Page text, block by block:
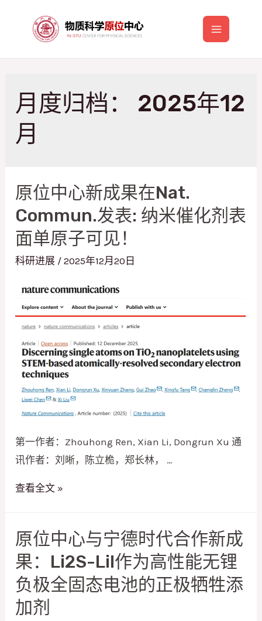
Main
月度归档： 2025年12
月
原位中心新成果在Nat.
Commun.发表: 纳米催化剂表
面单原子可见！
科研进展 /2025年12月20日
第一作者：Zhouhong Ren, Xian Li, Dongrun Xu 通
讯作者：刘晰，陈立桅，郑长林， …
原
心
新
成
果
在
查看全文 »
原位中心与宁德时代合作新成
果：Li2S-LiI作为高性能无锂
负极全固态电池的正极牺牲添
加剂